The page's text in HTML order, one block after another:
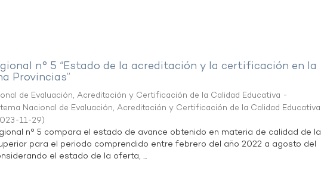
n° 5 “Estado de la acreditación y la certificación en la
Provincias”
de Evaluación, Acreditación y Certificación de la Calidad Educativa -
Nacional de Evaluación, Acreditación y Certificación de la Calidad Educativa
11-29)
n° 5 compara el estado de avance obtenido en materia de calidad de la
para el periodo comprendido entre febrero del año 2022 a agosto del
el estado de la oferta, ...